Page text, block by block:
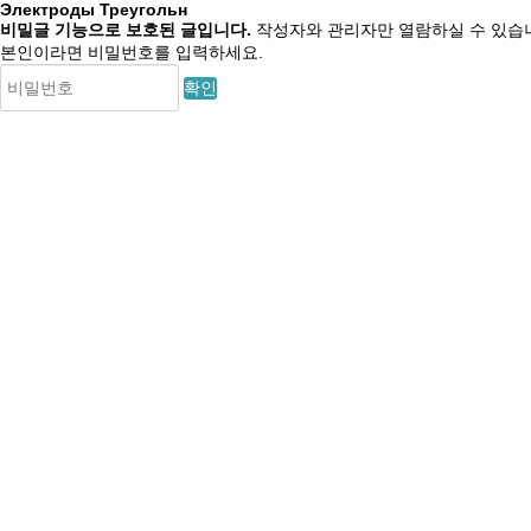
Электроды Треугольн
비밀글 기능으로 보호된 글입니다. 작성자와 관리자만 열람하실 수 있습
본인이라면 비밀번호를 입력하세요.